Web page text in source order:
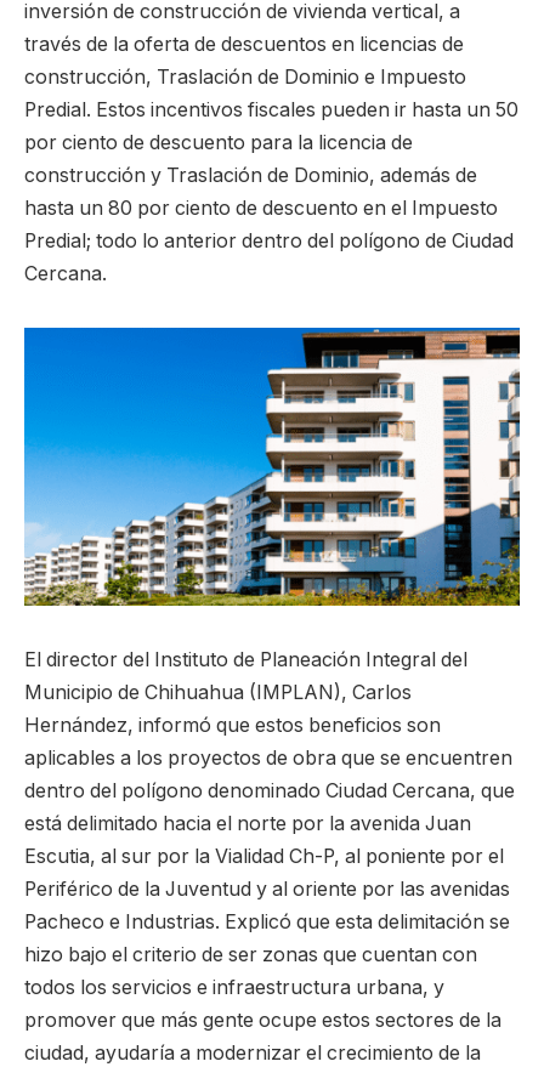
inversión de construcción de vivienda vertical, a
través de la oferta de descuentos en licencias de
construcción, Traslación de Dominio e Impuesto
Predial. Estos incentivos fiscales pueden ir hasta un 50
por ciento de descuento para la licencia de
construcción y Traslación de Dominio, además de
hasta un 80 por ciento de descuento en el Impuesto
Predial; todo lo anterior dentro del polígono de Ciudad
Cercana.
El director del Instituto de Planeación Integral del
Municipio de Chihuahua (IMPLAN), Carlos
Hernández, informó que estos beneficios son
aplicables a los proyectos de obra que se encuentren
dentro del polígono denominado Ciudad Cercana, que
está delimitado hacia el norte por la avenida Juan
Escutia, al sur por la Vialidad Ch-P, al poniente por el
Periférico de la Juventud y al oriente por las avenidas
Pacheco e Industrias. Explicó que esta delimitación se
hizo bajo el criterio de ser zonas que cuentan con
todos los servicios e infraestructura urbana, y
promover que más gente ocupe estos sectores de la
ciudad, ayudaría a modernizar el crecimiento de la